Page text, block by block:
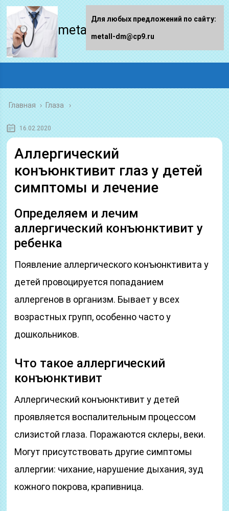
metall-dm.ru
Главная › Глаза
16.02.2020
Аллергический
конъюнктивит глаз у детей
симптомы и лечение
Определяем и лечим
аллергический конъюнктивит у
ребенка
Появление аллергического конъюнктивита у
детей провоцируется попаданием
аллергенов в организм. Бывает у всех
возрастных групп, особенно часто у
дошкольников.
Что такое аллергический
конъюнктивит
Аллергический конъюнктивит у детей
проявляется воспалительным процессом
слизистой глаза. Поражаются склеры, веки.
Могут присутствовать другие симптомы
аллергии: чихание, нарушение дыхания, зуд
кожного покрова, крапивница.
Для любых предложений по сайту:
metall-dm@cp9.ru